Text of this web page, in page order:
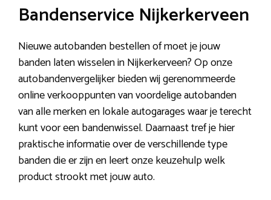
Bandenservice Nijkerkerveen
Nieuwe autobanden bestellen of moet je jouw
banden laten wisselen in Nijkerkerveen? Op onze
autobandenvergelijker bieden wij gerenommeerde
online verkooppunten van voordelige autobanden
van alle merken en lokale autogarages waar je terecht
kunt voor een bandenwissel. Daarnaast tref je hier
praktische informatie over de verschillende type
banden die er zijn en leert onze keuzehulp welk
product strookt met jouw auto.